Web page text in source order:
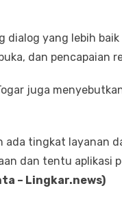
dialog yang lebih
dan pencapaian
juga
ada tingkat layanan
dan tentu aplikasi
– Lingkar.news)